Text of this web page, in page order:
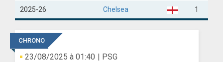
2025-26 Chelsea 1
CHRONO
23/08/2025 à 01:40 | PSG